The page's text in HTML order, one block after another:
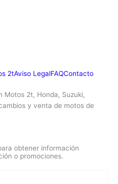
2tAviso LegalFAQContacto
Motos 2t, Honda, Suzuki,
y venta de motos de
obtener información
o promociones.